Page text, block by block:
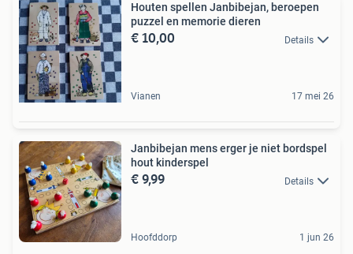
Houten spellen Janbibejan, beroepen
puzzel en memorie dieren
€ 10,00 Details
Vianen 17 mei 26
Janbibejan mens erger je niet bordspel
hout kinderspel
€ 9,99 Details
Hoofddorp 1 jun 26